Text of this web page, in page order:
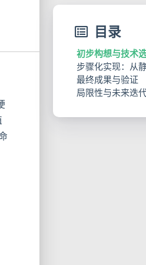
目录
初步构想与技术
步骤化实现：从
1. 项目基础结
2. 静态熔断器
4. 核心：实现
最终成果与验证
局限性与未来迭